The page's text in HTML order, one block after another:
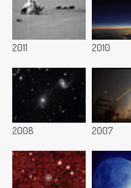
2011 2010
2008 2007